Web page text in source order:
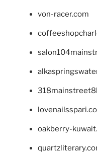
von-racer.com
oakberry-